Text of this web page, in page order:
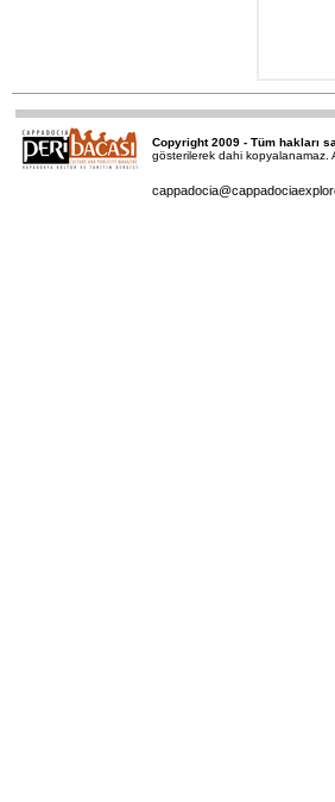
Copyright 2009 - Tüm hakları
gösterilerek dahi kopyalanamaz.